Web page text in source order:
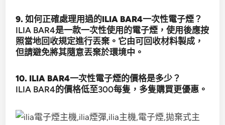
9. 如何正確處理用過的ILIA BAR4一次性電子煙？
ILIA BAR4是一款一次性使用的電子煙，使用後應按
照當地回收規定進行丟棄。它由可回收材料製成，
但請避免將其隨意丟棄於環境中。
10. ILIA BAR4一次性電子煙的價格是多少？
ILIA BAR4的價格低至300每隻，多隻購買更優惠。